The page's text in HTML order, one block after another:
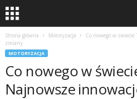
Strona główna Motoryzacja
Co nowego w
zmiany
MOTORYZACJA
Co nowego w
Najnowsze